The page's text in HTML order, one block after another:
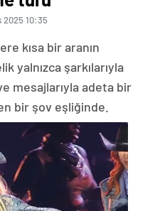
2025 10:35
kısa bir aranın
yalnızca şarkılarıyla
mesajlarıyla adeta bir
bir şov eşliğinde.